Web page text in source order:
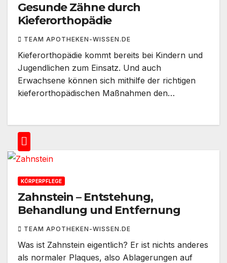
Gesunde Zähne durch
Kieferorthopädie
TEAM APOTHEKEN-WISSEN.DE
Kieferorthopädie kommt bereits bei Kindern und
Jugendlichen zum Einsatz. Und auch
Erwachsene können sich mithilfe der richtigen
kieferorthopädischen Maßnahmen den…
KÖRPERPFLEGE
Zahnstein – Entstehung,
Behandlung und Entfernung
TEAM APOTHEKEN-WISSEN.DE
Was ist Zahnstein eigentlich? Er ist nichts anderes
als normaler Plaques, also Ablagerungen auf